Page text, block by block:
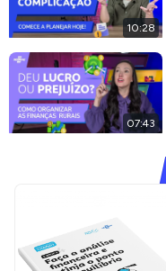
10:28
07:43